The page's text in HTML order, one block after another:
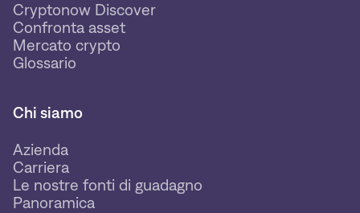
Cryptonow Discover
Confronta asset
Mercato crypto
Glossario
Chi siamo
Azienda
Carriera
Le nostre fonti di guadagno
Panoramica